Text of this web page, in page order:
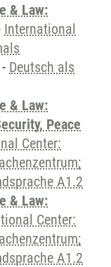
& Law:
International
- Deutsch als
& Law:
Peace
Center:
A1.2
& Law:
Center:
A1.2